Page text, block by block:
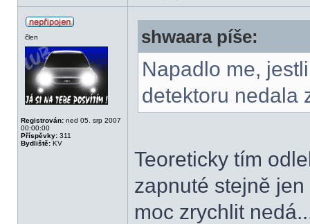
člen
Registrován: ned 05. srp 2007
00:00:00
Příspěvky: 311
Bydliště: KV
shwaara píše:
Napadlo me,
detektoru nedala
Teoreticky tím
zapnuté stejně
moc zrychlit